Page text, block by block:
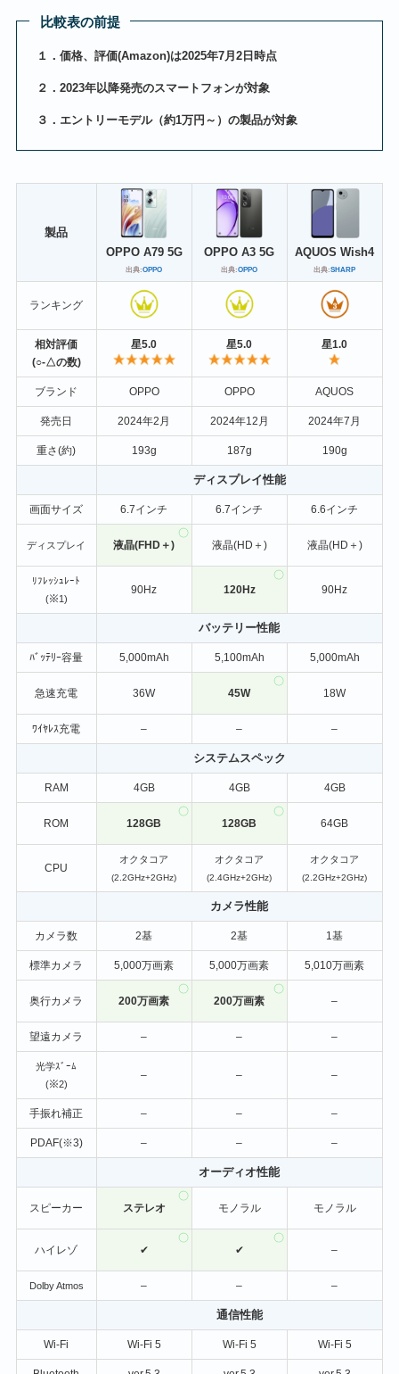
比較表の前提
１．価格、評価(Amazon)は2025年7月2日時点
２．2023年以降発売のスマートフォンが対象
３．エントリーモデル（約1万円～）の製品が対象
製品
OPPO A79 5G
出典:OPPO
OPPO A3 5G
出典:OPPO
AQUOS Wish4
出典:SHARP
ランキング
相対評価
(○-△の数)
星5.0 星5.0 星1.0
ブランド OPPO OPPO AQUOS
発売日 2024年2月 2024年12月 2024年7月
重さ(約) 193g 187g 190g
ディスプレイ性能
画面サイズ 6.7インチ 6.7インチ 6.6インチ
ディスプレイ 液晶(FHD＋) 液晶(HD＋) 液晶(HD＋)
ﾘﾌﾚｯｼｭﾚｰﾄ
(※1)
90Hz 120Hz 90Hz
バッテリー性能
ﾊﾞｯﾃﾘｰ容量 5,000mAh 5,100mAh 5,000mAh
急速充電 36W 45W 18W
ﾜｲﾔﾚｽ充電 – – –
システムスペック
RAM 4GB 4GB 4GB
ROM 128GB 128GB 64GB
CPU
オクタコア
(2.2GHz+2GHz)
オクタコア
(2.4GHz+2GHz)
オクタコア
(2.2GHz+2GHz)
カメラ性能
カメラ数 2基 2基 1基
標準カメラ 5,000万画素 5,000万画素 5,010万画素
奥行カメラ 200万画素 200万画素 –
望遠カメラ – – –
光学ｽﾞｰﾑ
(※2)
– – –
手振れ補正 – – –
PDAF(※3) – – –
オーディオ性能
スピーカー ステレオ モノラル モノラル
ハイレゾ ✔ ✔ –
Dolby Atmos – – –
通信性能
Wi-Fi Wi-Fi 5 Wi-Fi 5 Wi-Fi 5